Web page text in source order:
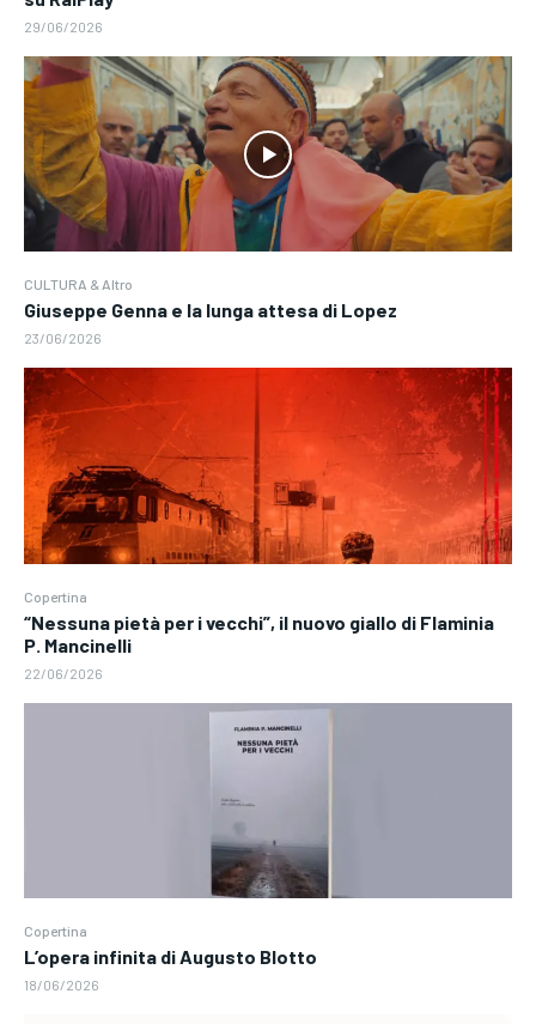
29/06/2026
CULTURA & Altro
Giuseppe Genna e la lunga attesa di Lopez
23/06/2026
Copertina
“Nessuna pietà per i vecchi”, il nuovo giallo di Flaminia
P. Mancinelli
22/06/2026
Copertina
L’opera infinita di Augusto Blotto
18/06/2026